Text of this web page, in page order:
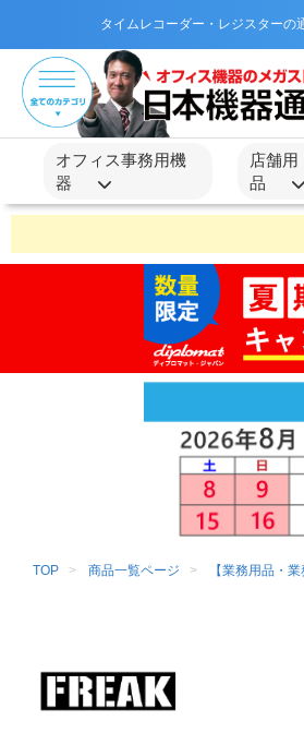
タイムレコーダー・レジスターの
オフィス事務用機
器
店舗用
品
TOP 商品一覧ページ 【業務用品・業